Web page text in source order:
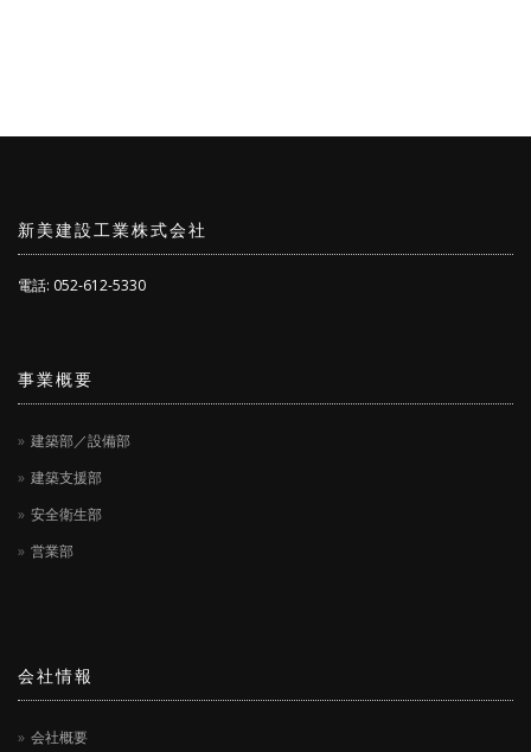
新美建設工業株式会社
電話: 052-612-5330
事業概要
建築部／設備部
建築支援部
安全衛生部
営業部
会社情報
会社概要